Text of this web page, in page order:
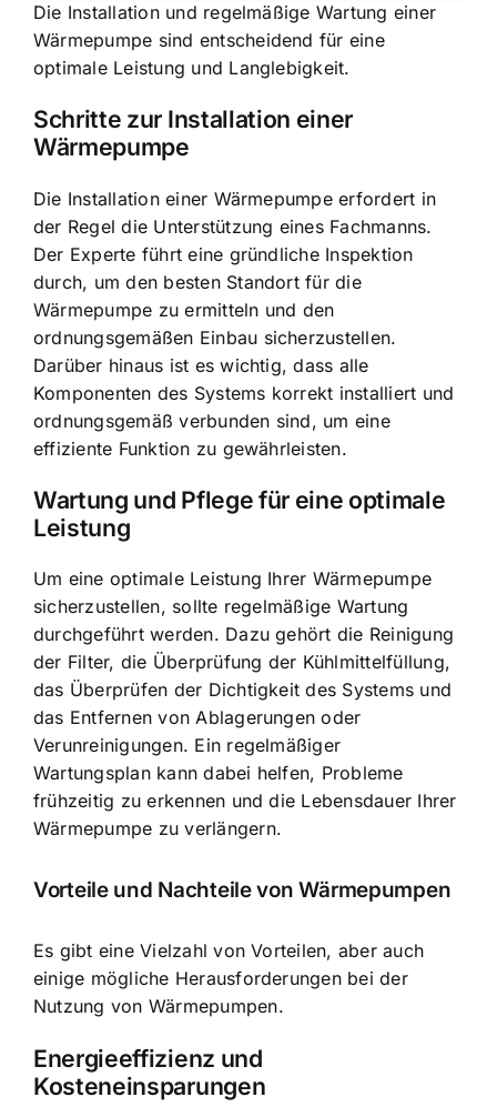
Die Installation und regelmäßige Wartung einer
Wärmepumpe sind entscheidend für eine
optimale Leistung und Langlebigkeit.
Schritte zur Installation einer
Wärmepumpe
Die Installation einer Wärmepumpe erfordert in
der Regel die Unterstützung eines Fachmanns.
Der Experte führt eine gründliche Inspektion
durch, um den besten Standort für die
Wärmepumpe zu ermitteln und den
ordnungsgemäßen Einbau sicherzustellen.
Darüber hinaus ist es wichtig, dass alle
Komponenten des Systems korrekt installiert und
ordnungsgemäß verbunden sind, um eine
effiziente Funktion zu gewährleisten.
Wartung und Pflege für eine optimale
Leistung
Um eine optimale Leistung Ihrer Wärmepumpe
sicherzustellen, sollte regelmäßige Wartung
durchgeführt werden. Dazu gehört die Reinigung
der Filter, die Überprüfung der Kühlmittelfüllung,
das Überprüfen der Dichtigkeit des Systems und
das Entfernen von Ablagerungen oder
Verunreinigungen. Ein regelmäßiger
Wartungsplan kann dabei helfen, Probleme
frühzeitig zu erkennen und die Lebensdauer Ihrer
Wärmepumpe zu verlängern.
Vorteile und Nachteile von Wärmepumpen
Es gibt eine Vielzahl von Vorteilen, aber auch
einige mögliche Herausforderungen bei der
Nutzung von Wärmepumpen.
Energieeffizienz und
Kosteneinsparungen